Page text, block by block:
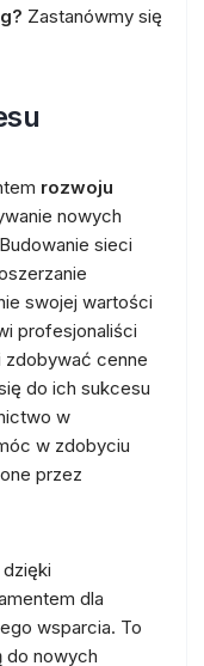
Zastanówmy się
rozwoju
nowych
sieci
swojej wartości
profesjonaliści
zdobywać cenne
do ich sukcesu
w
w zdobyciu
przez
dla
wsparcia. To
do nowych